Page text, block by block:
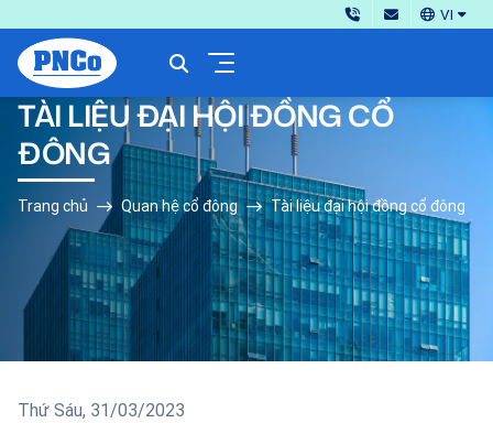
VI
TÀI LIỆU ĐẠI HỘI ĐỒNG CỔ
ĐÔNG
Trang chủ Quan hệ cổ đông Tài liệu đại hội đồng cổ đông
Thứ Sáu, 31/03/2023